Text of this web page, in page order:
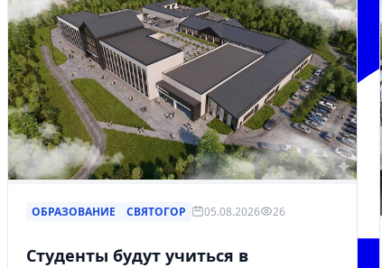
ОБРАЗОВАНИЕ СВЯТОГОР 05.08.2026 26
Студенты будут учиться в